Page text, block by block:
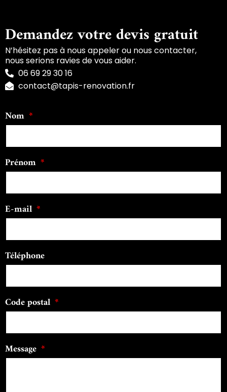
Demandez votre devis gratuit
N’hésitez pas à nous appeler ou nous contacter,
nous serions ravies de vous aider.
06 69 29 30 16
contact@tapis-renovation.fr
Nom
Prénom
E-mail
Téléphone
Code postal
Message